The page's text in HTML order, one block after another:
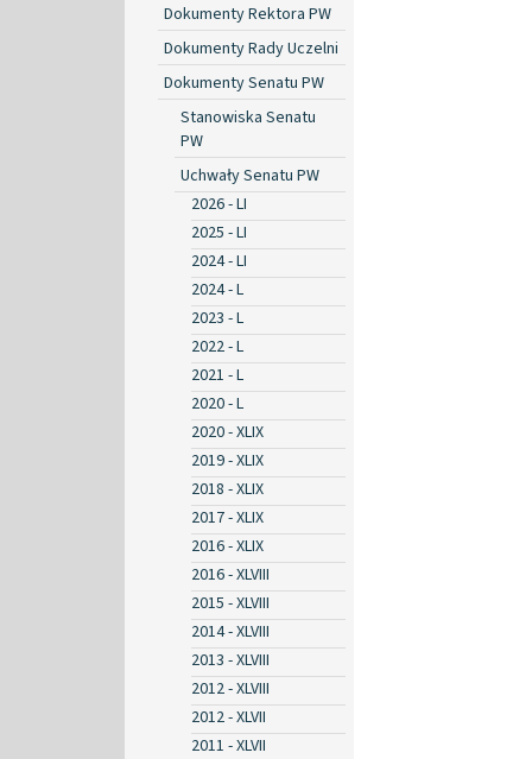
Dokumenty Rektora PW
Dokumenty Rady Uczelni
Dokumenty Senatu PW
Stanowiska Senatu
PW
Uchwały Senatu PW
2026 - LI
2025 - LI
2024 - LI
2024 - L
2023 - L
2022 - L
2021 - L
2020 - L
2020 - XLIX
2019 - XLIX
2018 - XLIX
2017 - XLIX
2016 - XLIX
2016 - XLVIII
2015 - XLVIII
2014 - XLVIII
2013 - XLVIII
2012 - XLVIII
2012 - XLVII
2011 - XLVII